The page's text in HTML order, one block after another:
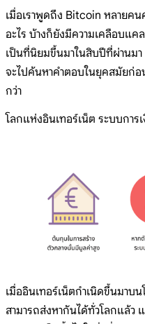
เมื่อเราพูดถึง Bitcoin หลายค
อะไร บ้างก็ยังมีความเคลือบแค
เป็นที่นิยมขึ้นมาในสิบปีที่ผ่านมา
จะไปค้นหาคำตอบในยุคสมัยก่
กว่า
โลกแห่งอินเทอร์เน็ต ระบบการ
เมื่ออินเทอร์เน็ตกำเนิดขึ้นมาบ
สามารถส่งหากันได้ทั่วโลกแล้ว